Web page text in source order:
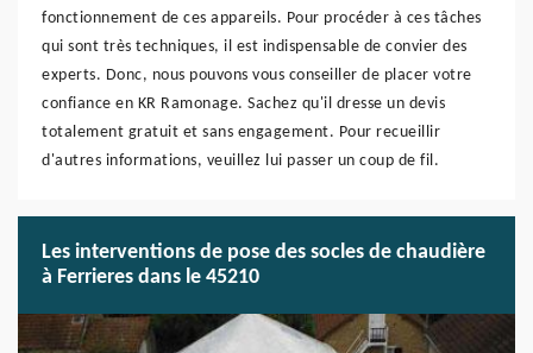
fonctionnement de ces appareils. Pour procéder à ces tâches
qui sont très techniques, il est indispensable de convier des
experts. Donc, nous pouvons vous conseiller de placer votre
confiance en KR Ramonage. Sachez qu'il dresse un devis
totalement gratuit et sans engagement. Pour recueillir
d'autres informations, veuillez lui passer un coup de fil.
Les interventions de pose des socles de chaudière
à Ferrieres dans le 45210